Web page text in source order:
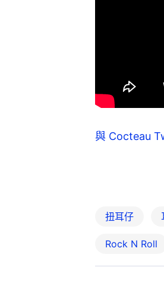
與 Cocteau
扭耳仔
Rock N Roll